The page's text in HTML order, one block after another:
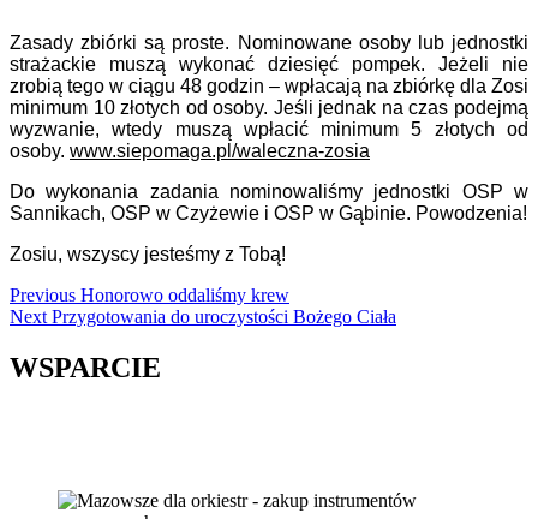
Zasady zbiórki są proste. Nominowane osoby lub jednostki
strażackie muszą wykonać dziesięć pompek. Jeżeli nie
zrobią tego w ciągu 48 godzin – wpłacają na zbiórkę dla Zosi
minimum 10 złotych od osoby. Jeśli jednak na czas podejmą
wyzwanie, wtedy muszą wpłacić minimum 5 złotych od
osoby. www.siepomaga.pl/waleczna-zosia
Do wykonania zadania nominowaliśmy jednostki OSP w
Sannikach, OSP w Czyżewie i OSP w Gąbinie. Powodzenia!
Zosiu, wszyscy jesteśmy z Tobą!
Continue
Reading
Previous Honorowo oddaliśmy krew
Next Przygotowania do uroczystości Bożego Ciała
WSPARCIE